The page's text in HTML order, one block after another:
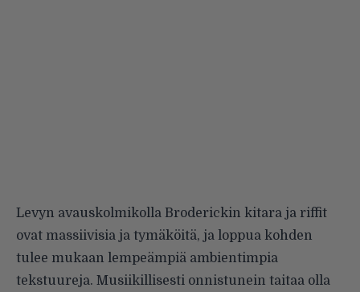
Levyn avauskolmikolla Broderickin kitara ja riffit
ovat massiivisia ja tymäköitä, ja loppua kohden
tulee mukaan lempeämpiä ambientimpia
tekstuureja. Musiikillisesti onnistunein taitaa olla